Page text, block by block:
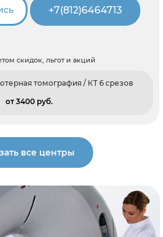
+7(812)6464713
скидок, льгот и акций
томография / КТ 6 срезов
от 3400 pуб.
все центры